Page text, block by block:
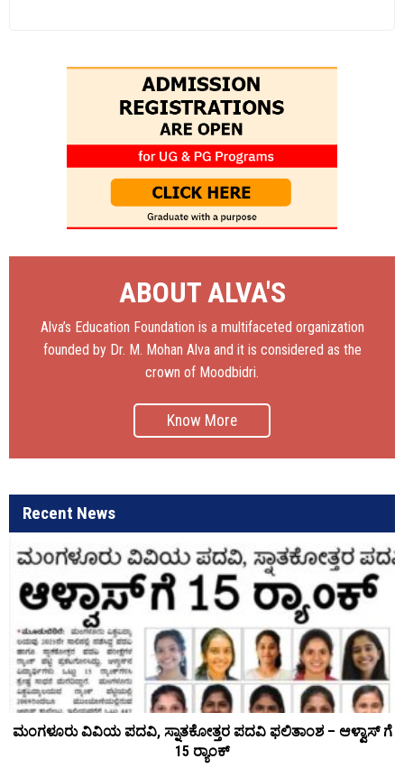
ABOUT ALVA'S
Alva’s Education Foundation is a multifaceted organization
founded by Dr. M. Mohan Alva and it is considered as the
crown of Moodbidri.
Know More
Recent News
ಮಂಗಳೂರು ವಿವಿಯ ಪದವಿ, ಸ್ನಾತಕೋತ್ತರ ಪದವಿ ಫಲಿತಾಂಶ – ಆಳ್ವಾಸ್ ಗೆ
15 ರ್‍ಯಾಂಕ್‌